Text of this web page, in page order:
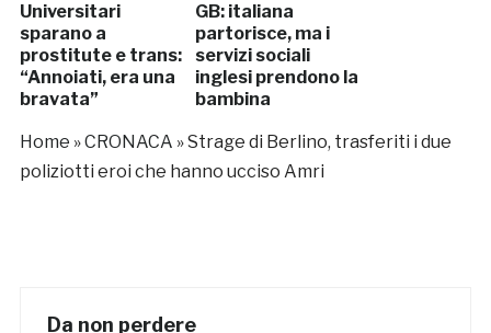
Universitari
sparano a
prostitute e trans:
“Annoiati, era una
bravata”
GB: italiana
partorisce, ma i
servizi sociali
inglesi prendono la
bambina
Home »CRONACA »Strage di Berlino, trasferiti i due
poliziotti eroi che hanno ucciso Amri
Da non perdere